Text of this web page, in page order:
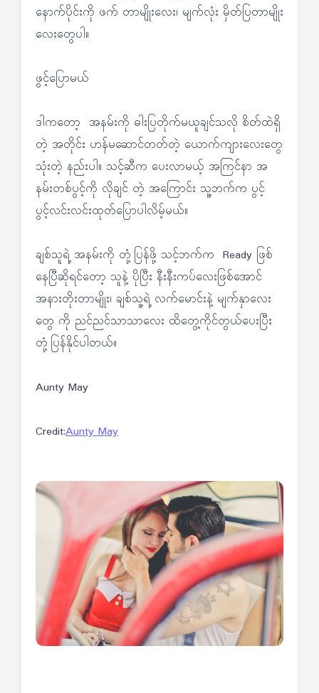
နောက်ပိုင်းကို ဖက် တာမျိုးလေး၊ မျက်လုံး မှိတ်ပြတာမျိုး
လေးတွေပါ။
ဖွင့်ပြောမယ်
ဒါကတော့ အနမ်းကို ဓါးပြတိုက်မယူချင်သလို စိတ်ထဲရှိ
တဲ့ အတိုင်း ဟန်မဆောင်တတ်တဲ့ ယောက်ကျားလေးတွေ
သုံးတဲ့ နည်းပါ။ သင့်ဆီက ပေးလာမယ့် အကြင်နာ အ
နမ်းတစ်ပွင့်ကို လိုချင် တဲ့ အကြောင်း သူ့ဘက်က ပွင့်
ပွင့်လင်းလင်းထုတ်ပြောပါလိမ့်မယ်။
ချစ်သူရဲ့ အနမ်းကို တုံ့ပြန်ဖို့ သင့်ဘက်က Ready ဖြစ်
နေပြီဆိုရင်တော့ သူနဲ့ ပိုပြီး နီးနီးကပ်လေးဖြစ်အောင်
အနားတိုးတာမျိုး၊ ချစ်သူ့ရဲ့ လက်မောင်းနဲ့ မျက်နှာလေး
တွေ ကို ညင်ညင်သာသာလေး ထိတွေ့ကိုင်တွယ်ပေးပြီး
တုံ့ပြန်နိုင်ပါတယ်။
Aunty May
Credit:Aunty May